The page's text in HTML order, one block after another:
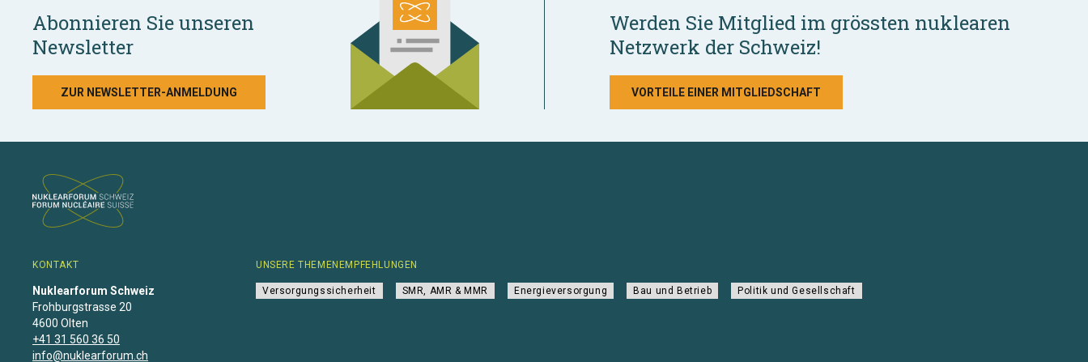
Abonnieren Sie unseren
Newsletter
ZUR NEWSLETTER-ANMELDUNG
Werden Sie Mitglied im grössten nuklearen
Netzwerk der Schweiz!
VORTEILE EINER MITGLIEDSCHAFT
KONTAKT
Nuklearforum Schweiz
Frohburgstrasse 20
4600 Olten
+41 31 560 36 50
info@nuklearforum.ch
UNSERE THEMENEMPFEHLUNGEN
Versorgungssicherheit SMR, AMR & MMR Energieversorgung Bau und Betrieb Politik und Gesellschaft